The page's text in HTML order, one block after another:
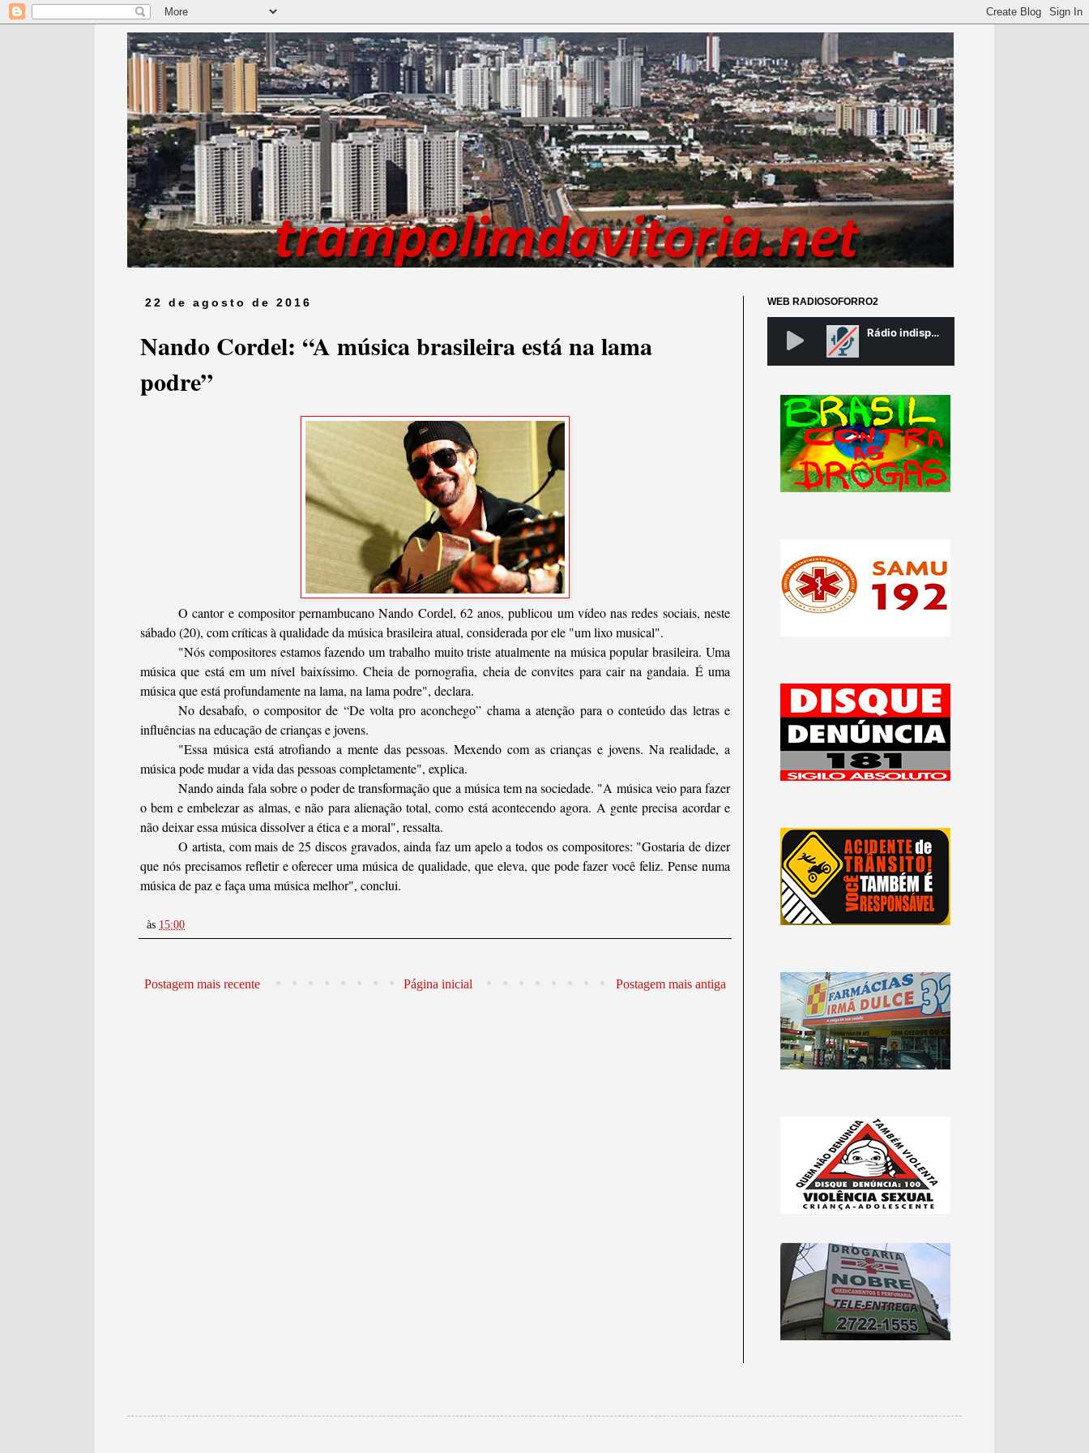
22 de agosto de 2016
Nando Cordel: “A música brasileira está na lama
podre”
O cantor e compositor pernambucano Nando Cordel, 62 anos, publicou um vídeo nas redes sociais, neste
sábado (20), com críticas à qualidade da música brasileira atual, considerada por ele "um lixo musical".
"Nós compositores estamos fazendo um trabalho muito triste atualmente na música popular brasileira. Uma
música que está em um nível baixíssimo. Cheia de pornografia, cheia de convites para cair na gandaia. É uma
música que está profundamente na lama, na lama podre", declara.
No desabafo, o compositor de “De volta pro aconchego” chama a atenção para o conteúdo das letras e
influências na educação de crianças e jovens.
"Essa música está atrofiando a mente das pessoas. Mexendo com as crianças e jovens. Na realidade, a
música pode mudar a vida das pessoas completamente", explica.
Nando ainda fala sobre o poder de transformação que a música tem na sociedade. "A música veio para fazer
o bem e embelezar as almas, e não para alienação total, como está acontecendo agora. A gente precisa acordar e
não deixar essa música dissolver a ética e a moral", ressalta.
O artista, com mais de 25 discos gravados, ainda faz um apelo a todos os compositores: "Gostaria de dizer
que nós precisamos refletir e oferecer uma música de qualidade, que eleva, que pode fazer você feliz. Pense numa
música de paz e faça uma música melhor", conclui.
às 15:00
Postagem mais recente Postagem mais antiga
Página inicial
WEB RADIOSOFORRO2